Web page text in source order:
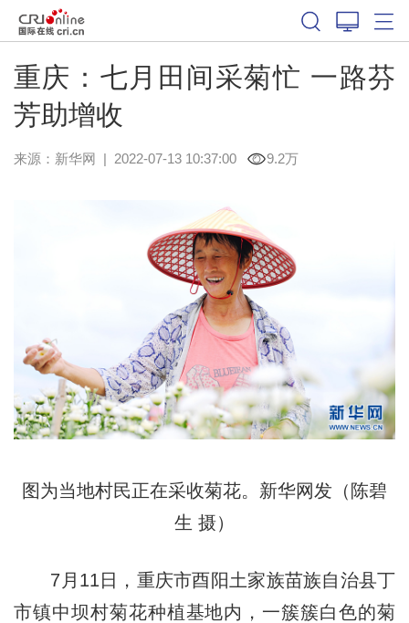
重庆：七月田间采菊忙 一路芬
芳助增收
来源： 新华网 | 2022-07-13 10:37:00 9.2万
图为当地村民正在采收菊花。新华网发（陈碧
生 摄）
7月11日，重庆市酉阳土家族苗族自治县丁
市镇中坝村菊花种植基地内，一簇簇白色的菊